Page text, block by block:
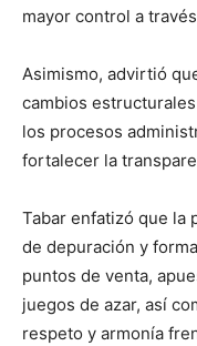
mayor control a
Asimismo, advirtió
cambios
los procesos
fortalecer la
Tabar enfatizó que la
de depuración y
puntos de venta,
juegos de azar, así
respeto y armonía